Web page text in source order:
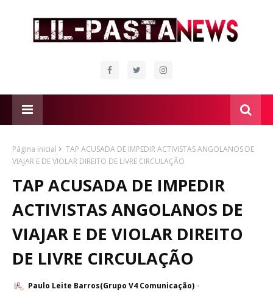
Página inicial
TAP ACUSADA DE IMPEDIR ACTIVISTAS ANGOLANOS DE
VIAJAR E DE VIOLAR DIREITO DE LIVRE CIRCULAÇÃO
TAP ACUSADA DE IMPEDIR
ACTIVISTAS ANGOLANOS DE
VIAJAR E DE VIOLAR DIREITO
DE LIVRE CIRCULAÇÃO
Paulo Leite Barros(Grupo V4 Comunicação)